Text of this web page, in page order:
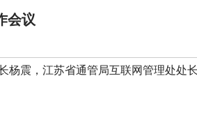
会议
震，江苏省通管局互联网管理处处